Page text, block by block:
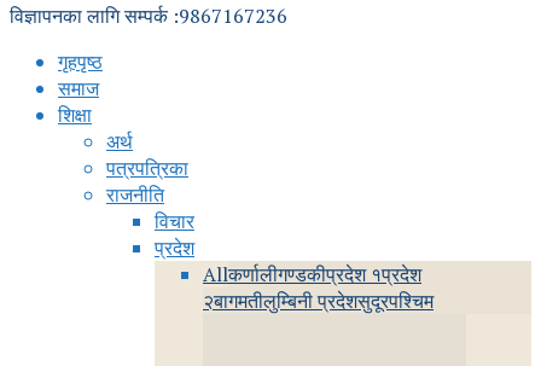
विज्ञापनका लागि सम्पर्क :9867167236
गृहपृष्ठ
समाज
शिक्षा
अर्थ
पत्रपत्रिका
राजनीति
विचार
प्रदेश
Allकर्णालीगण्डकीप्रदेश १प्रदेश
२बागमतीलुम्बिनी प्रदेशसुदूरपश्चिम